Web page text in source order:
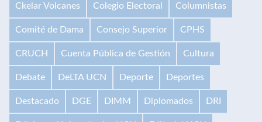
Ckelar Volcanes Colegio Electoral Columnistas
Comité de Dama Consejo Superior CPHS
CRUCH Cuenta Pública de Gestión Cultura
Debate DeLTA UCN Deporte Deportes
Destacado DGE DIMM Diplomados DRI